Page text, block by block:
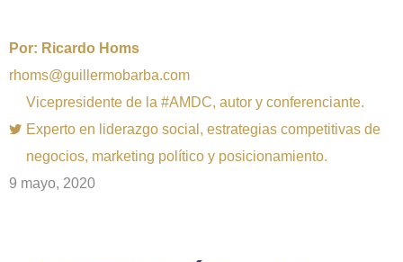
Por: Ricardo Homs
rhoms@guillermobarba.com
Vicepresidente de la #AMDC, autor y conferenciante.
Experto en liderazgo social, estrategias competitivas de
negocios, marketing político y posicionamiento.
9 mayo, 2020